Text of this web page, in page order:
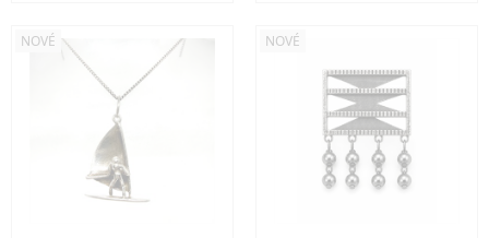
NOVÉ NOVÉ